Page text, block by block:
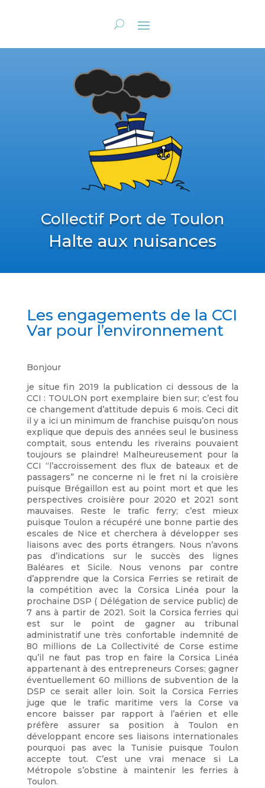
Collectif Port de Toulon
Halte aux nuisances
Les engagements de la CCI
Var pour l’environnement
Bonjour
je situe fin 2019 la publication ci dessous de la
CCI : TOULON port exemplaire bien sur; c’est fou
ce changement d’attitude depuis 6 mois. Ceci dit
il y a ici un minimum de franchise puisqu’on nous
explique que depuis des années seul le business
comptait, sous entendu les riverains pouvaient
toujours se plaindre! Malheureusement pour la
CCI “l’accroissement des flux de bateaux et de
passagers” ne concerne ni le fret ni la croisière
puisque Brégaillon est au point mort et que les
perspectives croisière pour 2020 et 2021 sont
mauvaises. Reste le trafic ferry; c’est mieux
puisque Toulon a récupéré une bonne partie des
escales de Nice et cherchera à développer ses
liaisons avec des ports étrangers. Nous n’avons
pas d’indications sur le succès des lignes
Baléares et Sicile. Nous venons par contre
d’apprendre que la Corsica Ferries se retirait de
la compétition avec la Corsica Linéa pour la
prochaine DSP ( Délégation de service public) de
7 ans à partir de 2021. Soit la Corsica ferries qui
est sur le point de gagner au tribunal
administratif une très confortable indemnité de
80 millions de La Collectivité de Corse estime
qu’il ne faut pas trop en faire la Corsica Linéa
appartenant à des entrepreneurs Corses; gagner
éventuellement 60 millions de subvention de la
DSP ce serait aller loin. Soit la Corsica Ferries
juge que le trafic maritime vers la Corse va
encore baisser par rapport à l’aérien et elle
préfère assurer sa position à Toulon en
développant encore ses liaisons internationales
pourquoi pas avec la Tunisie puisque Toulon
accepte tout. C’est une vrai menace si La
Métropole s’obstine à maintenir les ferries à
Toulon.